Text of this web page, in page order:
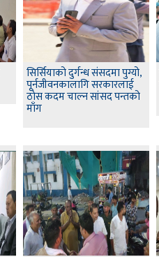
सिर्सियाको दुर्गन्ध संसदमा पुग्यो,
पूर्नजीवनकालागि सरकारलाई
ठोस कदम चाल्न सांसद पन्तको
माँग